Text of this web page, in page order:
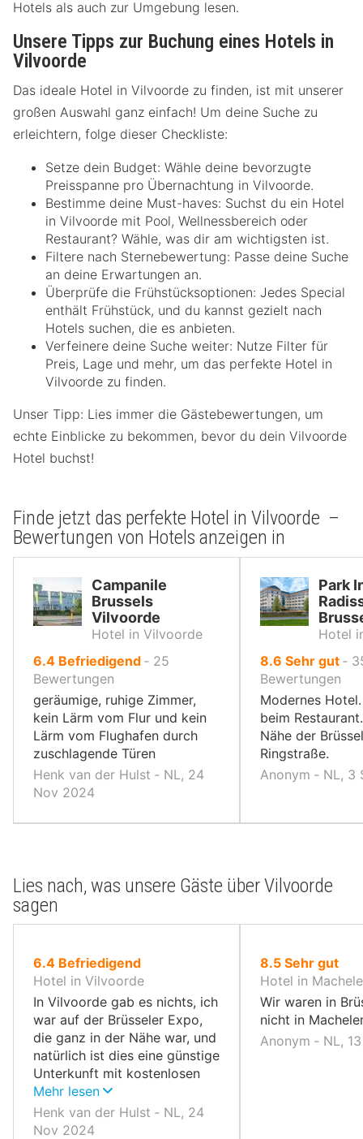
Hotels als auch zur Umgebung lesen.
Unsere Tipps zur Buchung eines Hotels in
Vilvoorde
Das ideale Hotel in Vilvoorde zu finden, ist mit unserer
großen Auswahl ganz einfach! Um deine Suche zu
erleichtern, folge dieser Checkliste:
Setze dein Budget: Wähle deine bevorzugte
Preisspanne pro Übernachtung in Vilvoorde.
Bestimme deine Must-haves: Suchst du ein Hotel
in Vilvoorde mit Pool, Wellnessbereich oder
Restaurant? Wähle, was dir am wichtigsten ist.
Filtere nach Sternebewertung: Passe deine Suche
an deine Erwartungen an.
Überprüfe die Frühstücksoptionen: Jedes Special
enthält Frühstück, und du kannst gezielt nach
Hotels suchen, die es anbieten.
Verfeinere deine Suche weiter: Nutze Filter für
Preis, Lage und mehr, um das perfekte Hotel in
Vilvoorde zu finden.
Unser Tipp: Lies immer die Gästebewertungen, um
echte Einblicke zu bekommen, bevor du dein Vilvoorde
Hotel buchst!
Finde jetzt das perfekte Hotel in Vilvoorde –
Bewertungen von Hotels anzeigen in
Campanile
Brussels
Vilvoorde
Hotel in Vilvoorde
6.4von
10,
Befriedigend ‐ 25
Bewertungen
geräumige, ruhige Zimmer,
kein Lärm vom Flur und kein
Lärm vom Flughafen durch
zuschlagende Türen
Henk van der Hulst ‐ NL, 24
Nov 2024
Park
Hotel
8.6 von
10,
Sehr gut ‐
Bewertungen
Modernes
beim
Nähe der
Ringstraße.
Anonym ‐ NL, 3
Lies nach, was unsere Gäste über Vilvoorde
sagen
6.4von
10,
Befriedigend
Hotel in Vilvoorde
In Vilvoorde gab es nichts, ich
war auf der Brüsseler Expo,
die ganz in der Nähe war, und
natürlich ist dies eine günstige
Unterkunft mit kostenlosen
Parkplätzen und einem guten
Frühstück.
Mehr lesen
Henk van der Hulst ‐ NL, 24
Nov 2024
8.5von
10,
Sehr gut
Hotel in
Wir waren in
nicht in
Anonym ‐ NL,